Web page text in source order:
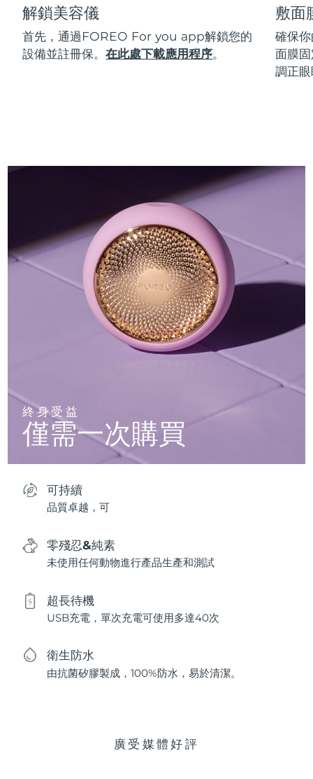
解鎖美容儀
首先，通過FOREO For you app解鎖您的
設備並註冊保。在此處下載應用程序。
敷面
確保
面膜
調正
終身受益
僅需一次購買
可持續
品質卓越，可
零殘忍&純素
未使用任何動物進行產品生產和測試
超長待機
USB充電，單次充電可使用多達40次
衛生防水
由抗菌矽膠製成，100%防水，易於清潔。
廣受媒體好評